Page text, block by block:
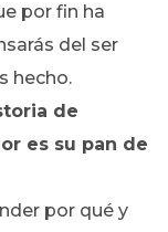
por fin ha
del ser
hecho.
de
es su pan de
por qué y